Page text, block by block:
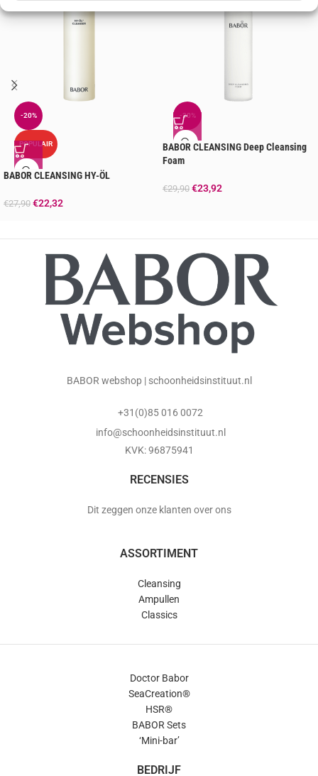
-20%
POPULAIR
BABOR CLEANSING HY-ÖL
€27,90 €22,32
-20%
BABOR CLEANSING Deep Cleansing
Foam
€29,90 €23,92
BABOR webshop | schoonheidsinstituut.nl
+31(0)85 016 0072
info@schoonheidsinstituut.nl
KVK: 96875941
RECENSIES
Dit zeggen onze klanten over ons
ASSORTIMENT
Cleansing
Ampullen
Classics
Doctor Babor
SeaCreation®
HSR®
BABOR Sets
‘Mini-bar’
BEDRIJF